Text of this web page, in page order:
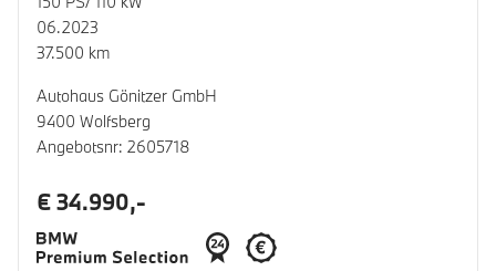
06.2023
37.500 km
Autohaus Gönitzer GmbH
9400 Wolfsberg
Angebotsnr: 2605718
€ 34.990,-